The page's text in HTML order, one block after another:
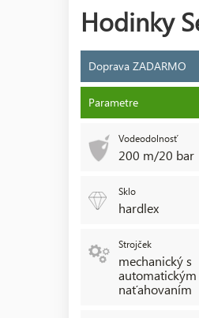
Hodinky
Doprava ZADARMO
Parametre
Vodeodolnosť
200 m/20 bar
Sklo
hardlex
Strojček
mechanický s
automatickým
naťahovaním